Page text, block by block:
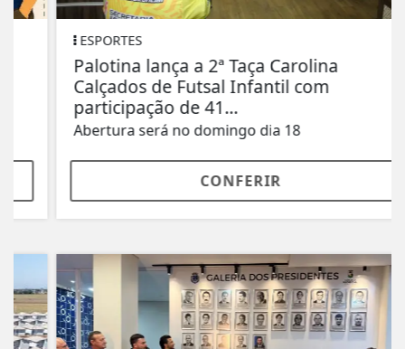
ESPORTES
Palotina lança a 2ª Taça Carolina
Calçados de Futsal Infantil com
participação de 41...
Abertura será no domingo dia 18
CONFERIR